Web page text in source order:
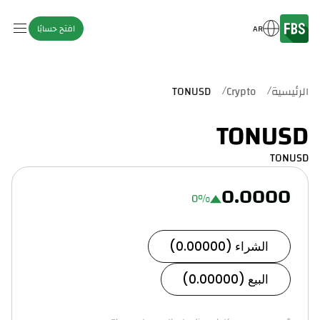
AR افتح حسابًا
الرئيسية/
Crypto
/
TONUSD
TONUSD
TONUSD
0.0000
0%
الشراء (0.00000)
البيع (0.00000)